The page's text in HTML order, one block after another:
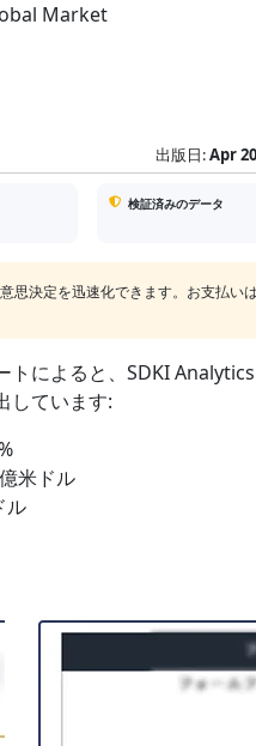
Market
出版日:Apr
検証済みのデータ
思決定を迅速化できます。お支払いは
トによると、SDKI Analytics
しています:
米ドル
ル